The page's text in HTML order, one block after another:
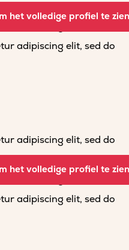
adipiscing elit, sed do
adipiscing elit, sed do
adipiscing elit, sed do
het volledige profiel te zien
adipiscing elit, sed do
adipiscing elit, sed do
adipiscing elit, sed do
adipiscing elit, sed do
het volledige profiel te zien